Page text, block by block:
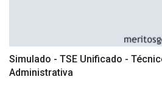
Simulado - TSE Unificado -
Administrativa